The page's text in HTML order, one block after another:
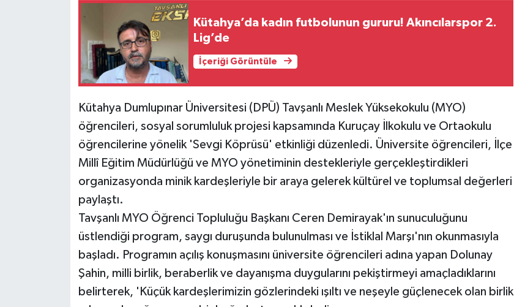
Kütahya’da kadın futbolunun gururu! Akıncılarspor 2.
Lig’de
İçeriği Görüntüle
Kütahya Dumlupınar Üniversitesi (DPÜ) Tavşanlı Meslek Yüksekokulu (MYO)
öğrencileri, sosyal sorumluluk projesi kapsamında Kuruçay İlkokulu ve Ortaokulu
öğrencilerine yönelik 'Sevgi Köprüsü' etkinliği düzenledi. Üniversite öğrencileri, İlçe
Millî Eğitim Müdürlüğü ve MYO yönetiminin destekleriyle gerçekleştirdikleri
organizasyonda minik kardeşleriyle bir araya gelerek kültürel ve toplumsal değerleri
paylaştı.
Tavşanlı MYO Öğrenci Topluluğu Başkanı Ceren Demirayak'ın sunuculuğunu
üstlendiği program, saygı duruşunda bulunulması ve İstiklal Marşı'nın okunmasıyla
başladı. Programın açılış konuşmasını üniversite öğrencileri adına yapan Dolunay
Şahin, milli birlik, beraberlik ve dayanışma duygularını pekiştirmeyi amaçladıklarını
belirterek, 'Küçük kardeşlerimizin gözlerindeki ışıltı ve neşeyle güçlenecek olan birlik
Haber Arşivi